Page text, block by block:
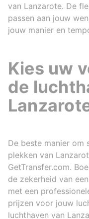
van Lanzarote. De
passen aan jouw
jouw manier en
Kies uw
de
De beste manier om
plekken van
GetTransfer.com.
de zekerheid van
met een
prijzen voor jouw
luchthaven van